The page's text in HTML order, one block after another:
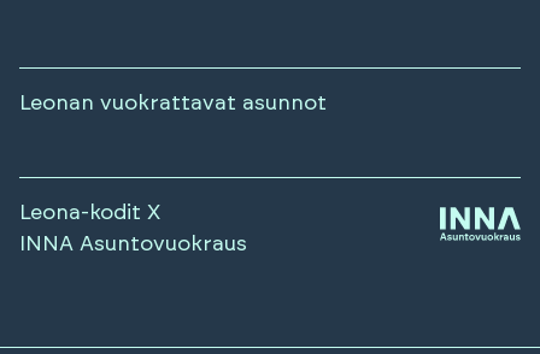
Leonan vuokrattavat asunnot
Leona-kodit X
INNA Asuntovuokraus